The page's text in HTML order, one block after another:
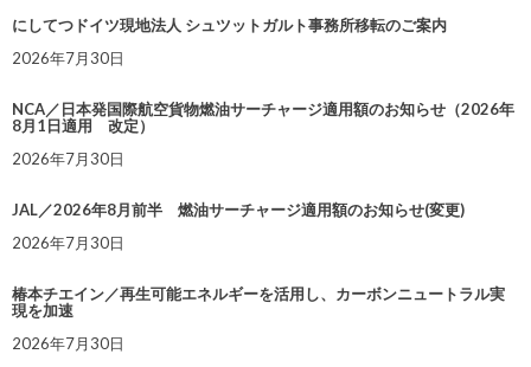
にしてつドイツ現地法人 シュツットガルト事務所移転のご案内
2026年7月30日
NCA／日本発国際航空貨物燃油サーチャージ適用額のお知らせ（2026年
8月1日適用 改定）
2026年7月30日
JAL／2026年8月前半 燃油サーチャージ適用額のお知らせ(変更)
2026年7月30日
椿本チエイン／再生可能エネルギーを活用し、カーボンニュートラル実
現を加速
2026年7月30日